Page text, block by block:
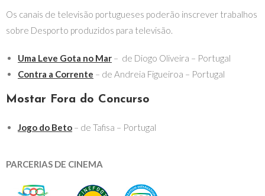
Os canais de televisão portugueses poderão inscrever trabalhos
sobre Desporto produzidos para televisão.
Uma Leve Gota no Mar – de Diogo Oliveira – Portugal
Contra a Corrente – de Andreia Figueiroa – Portugal
Mostar Fora do Concurso
Jogo do Beto – de Tafisa – Portugal
PARCERIAS DE CINEMA